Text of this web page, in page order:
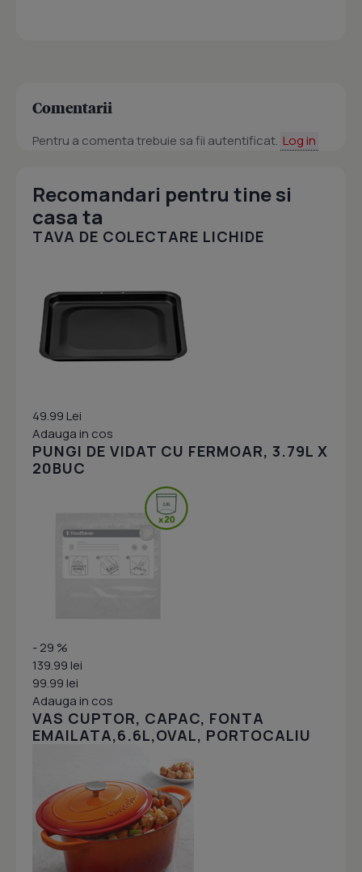
Comentarii
Pentru a comenta trebuie sa fii autentificat. Log in
Recomandari pentru tine si
casa ta
TAVA DE COLECTARE LICHIDE
49.99 Lei
Adauga in cos
PUNGI DE VIDAT CU FERMOAR, 3.79L X
20BUC
- 29 %
139.99 lei
99.99 lei
Adauga in cos
VAS CUPTOR, CAPAC, FONTA
EMAILATA,6.6L,OVAL, PORTOCALIU